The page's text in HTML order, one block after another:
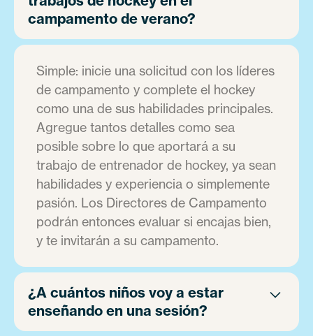
campamento de verano?
Simple: inicie una solicitud con los líderes
de campamento y complete el hockey
como una de sus habilidades principales.
Agregue tantos detalles como sea
posible sobre lo que aportará a su
trabajo de entrenador de hockey, ya sean
habilidades y experiencia o simplemente
pasión. Los Directores de Campamento
podrán entonces evaluar si encajas bien,
y te invitarán a su campamento.
¿A cuántos niños voy a estar
enseñando en una sesión?